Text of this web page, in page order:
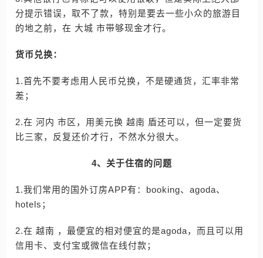
分提示错误，取不了款，特别是要去一些小众的旅游目
的地之前，在 大城 市带够现金才行。
货币兑换：
1.首先不要考虑用人民币兑换，不是硬通货，汇率非常
差；
2.在 河内 市区，用美元换 越南 盾还可以，但一定要货
比三家，反复还价才行，不然水分很大。
4、关于住宿的问题
1.我们常用的国外订房APP有：booking、agoda、
hotels；
2.在 越南 ，最便宜的相对便宜的是agoda，而且可以用
信用卡、支付宝或微信在线付款；